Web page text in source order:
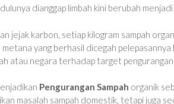
dianggap limbah kini berubah
jejak karbon, setiap kilogram sampah
metana yang berhasil dicegah
atau negara terhadap target
Pengurangan Sampah organik
masalah sampah domestik, tetapi juga